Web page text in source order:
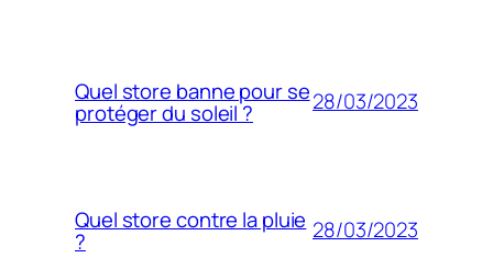
Quel store banne pour se
protéger du soleil ? 28/03/2023
Quel store contre la pluie
? 28/03/2023